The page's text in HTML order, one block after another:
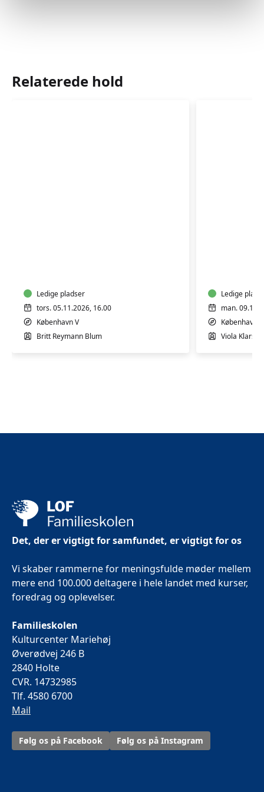
Relaterede hold
Ledige pladser
tors. 05.11.2026, 16.00
København V
Britt Reymann Blum
Ledige
man.
København V
Viola
Det, der er vigtigt for samfundet, er vigtigt for os
Vi skaber rammerne for meningsfulde møder mellem
mere end 100.000 deltagere i hele landet med kurser,
foredrag og oplevelser.
Familieskolen
Kulturcenter Mariehøj
Øverødvej 246 B
2840 Holte
CVR. 14732985
Tlf. 4580 6700
Mail
Følg os på Facebook Følg os på Instagram